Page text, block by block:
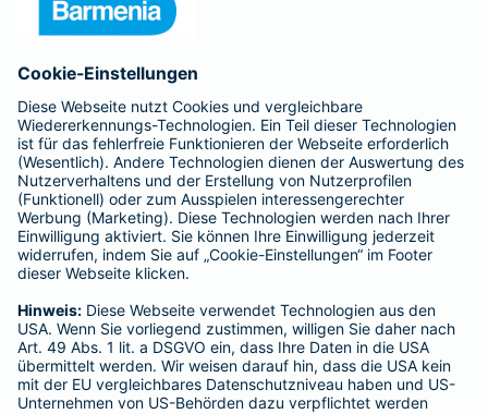
Barmenia ist Teil der BarmeniaGothaer
BELIEBTE SEITEN
Kranken-Zusatzversicherung
Tierversicherungen
Haftpflichtversicherung
Hausratversicherung
Adresse ändern
Schaden melden
Kilometerstandsmeldung
Serviceübersicht